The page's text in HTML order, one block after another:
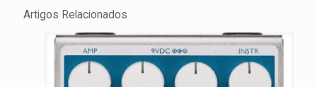
Artigos Relacionados